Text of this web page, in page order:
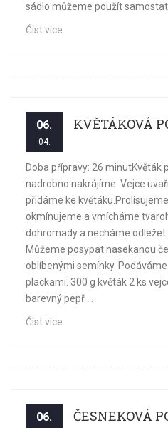
sádlo můžeme použít
Číst více
06.
04.
KVĚTÁKOVÁ
Doba přípravy: 26 minutKvěták
nadrobno nakrájíme. Vejce
přidáme ke
okmínujeme a vmícháme
dohromady a necháme odležet
Můžeme posypat nasekanou
oblíbenými semínky.
plackami. 300 g květák 2 ks
barevný pepř ...
Číst více
06. ČESNEKOVÁ